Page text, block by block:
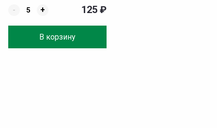
-
+
В корзину
125 ₽